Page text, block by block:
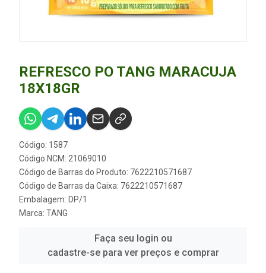
REFRESCO PO TANG MARACUJA
18X18GR
Código: 1587
Código NCM: 21069010
Código de Barras do Produto: 7622210571687
Código de Barras da Caixa: 7622210571687
Embalagem: DP/1
Marca: TANG
Faça seu login ou
cadastre-se para ver preços e comprar